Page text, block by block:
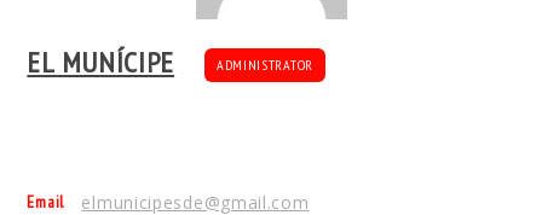
EL MUNÍCIPE ADMINISTRATOR
Email elmunicipesde@gmail.com